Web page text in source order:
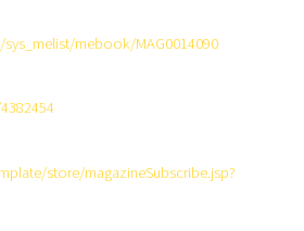
mebook/MAG0014090
store/magazineSubscribe.jsp?